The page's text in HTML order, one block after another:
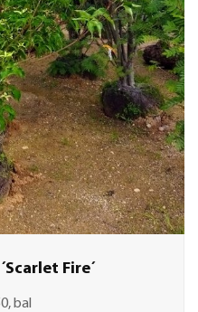
Fire´
bal